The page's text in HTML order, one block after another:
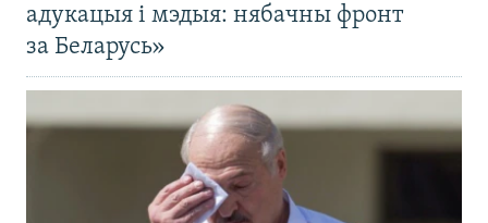
адукацыя і мэдыя: нябачны фронт
за Беларусь»